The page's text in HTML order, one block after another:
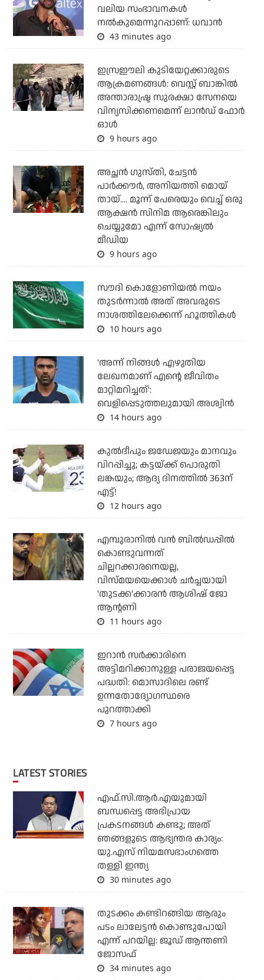
വലിയ സംഭാവനകള്‍
നല്‍കുമെന്നുറപ്പാണ്: ധവാന്‍
43 minutes ago
ഇസ്രഈലി കുടിയേറ്റക്കാരുടെ
ആക്രമണങ്ങള്‍: വെസ്റ്റ് ബാങ്കില്‍
അന്താരാഷ്ട്ര സുരക്ഷാ സേനയെ
വിന്യസിക്കണമെന്ന് ലാന്‍ഡ് ഫോര്‍
ഓള്‍
9 hours ago
അച്ഛന്‍ ഗുസ്തി, ചേട്ടന്‍
പാര്‍ക്കൗര്‍, അനിയത്തി മൊയ്
തായ്.... മൂന്ന് പേരെയും വെച്ച് ഒരു
ആക്ഷന്‍ സിനിമ ആരെങ്കിലും
ചെയ്യുമോ എന്ന് സോഷ്യല്‍
മീഡിയ
9 hours ago
സൗദി കൊളോണിയല്‍ നയം
തുടര്‍ന്നാല്‍ അത് അവരുടെ
നാശത്തിലേക്കെന്ന് ഹൂത്തികള്‍
10 hours ago
'അന്ന് നിങ്ങള്‍ എഴുതിയ
ലേഖനമാണ് എന്റെ ജീവിതം
മാറ്റിമറിച്ചത്':
വെളിപ്പെടുത്തലുമായി അശ്വിന്‍
14 hours ago
കുല്‍ദീപും ജഡേജയും മാനവും
വിറപ്പിച്ചു; കട്ടയ്ക്ക് പൊരുതി
ലങ്കയും; ആദ്യ ദിനത്തില്‍ 363ന്
എട്ട്!
12 hours ago
എമ്പുരാനില്‍ വന്‍ ബില്‍ഡപ്പില്‍
കൊണ്ടുവന്നത്
ചില്ലറക്കാരനെയല്ല,
വിസ്മയയെക്കാള്‍ ചര്‍ച്ചയായി
'തുടക്ക'ക്കാരന്‍ ആശിഷ് ജോ
ആന്റണി
11 hours ago
ഇറാന്‍ സര്‍ക്കാരിനെ
അട്ടിമറിക്കാനുള്ള പരാജയപ്പെട്ട
പദ്ധതി: മൊസാദിലെ രണ്ട്
ഉന്നതോദ്യോഗസ്ഥരെ
പുറത്താക്കി
7 hours ago
LATEST STORIES
എഫ്.സി.ആര്‍.എയുമായി
ബന്ധപ്പെട്ട അഭിപ്രായ
പ്രകടനങ്ങള്‍ കണ്ടു; അത്
ഞങ്ങളുടെ ആഭ്യന്തര കാര്യം:
യു.എസ് നിയമസഭാംഗത്തെ
തള്ളി ഇന്ത്യ
30 minutes ago
തുടക്കം കണ്ടിറങ്ങിയ ആരും
പടം ലാലേട്ടൻ കൊണ്ടുപോയി
എന്ന് പറയില്ല: ജൂഡ് ആന്തണി
ജോസഫ്
34 minutes ago